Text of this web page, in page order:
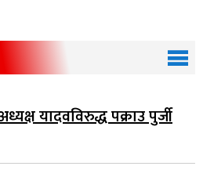
यादवविरुद्ध पक्राउ पुर्जी